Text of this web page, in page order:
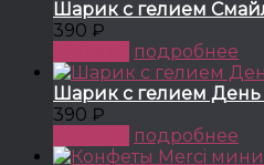
Шарик с гелием
390 ₽
подробнее
Шарик с гелием
390 ₽
подробнее